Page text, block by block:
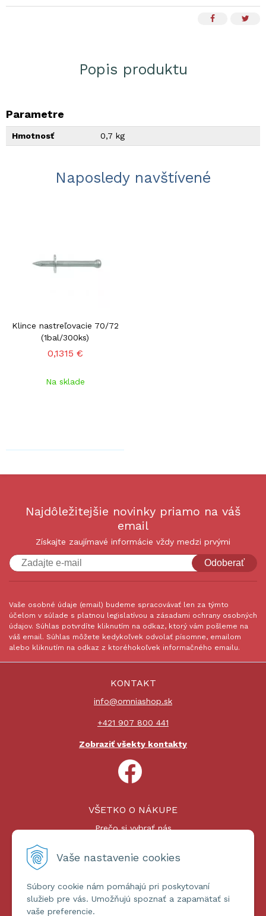
Vaše nastavenie cookies
Súbory cookie nám pomáhajú pri poskytovaní
služieb pre vás. Umožňujú spoznať a zapamätať si
vaše preferencie.
Popis produktu
Parametre
Hmotnosť 0,7 kg
Naposledy navštívené
Klince nastreľovacie 70/72
(1bal/300ks)
0,1315 €
Na sklade
Najdôležitejšie novinky priamo na váš
email
Získajte zaujímavé informácie vždy medzi prvými
Odoberať
Vaše osobné údaje (email) budeme spracovávať len za týmto
účelom v súlade s platnou legislatívou a zásadami ochrany osobných
údajov. Súhlas potvrdíte kliknutím na odkaz, ktorý vám pošleme na
váš email. Súhlas môžete kedykoľvek odvolať písomne, emailom
alebo kliknutím na odkaz z ktoréhokoľvek informačného emailu.
KONTAKT
info@omniashop.sk
+421 907 800 441
Zobraziť všekty kontakty
VŠETKO O NÁKUPE
Prečo si vybrať nás
Platby a doprava
ĎALŠIE INFORMÁCIE